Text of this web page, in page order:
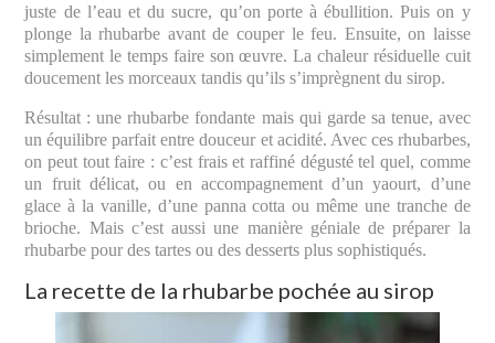
juste de l’eau et du sucre, qu’on porte à ébullition. Puis on y
plonge la rhubarbe avant de couper le feu. Ensuite, on laisse
simplement le temps faire son œuvre. La chaleur résiduelle cuit
doucement les morceaux tandis qu’ils s’imprègnent du sirop.
Résultat : une rhubarbe fondante mais qui garde sa tenue, avec
un équilibre parfait entre douceur et acidité. Avec ces rhubarbes,
on peut tout faire : c’est frais et raffiné dégusté tel quel, comme
un fruit délicat, ou en accompagnement d’un yaourt, d’une
glace à la vanille, d’une panna cotta ou même une tranche de
brioche. Mais c’est aussi une manière géniale de préparer la
rhubarbe pour des tartes ou des desserts plus sophistiqués.
La recette de la rhubarbe pochée au sirop